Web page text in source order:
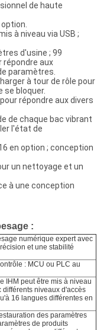
de haute
à niveau via USB ;
d'usine ; 99
répondre aux
paramètres.
à tour de rôle pour
se bloquer.
répondre aux divers
de chaque bac vibrant
l'état de
en option ; conception
un nettoyage et un
à une conception
:
numérique expert avec
et une stabilité
: MCU ou PLC au
IHM peut être mis à niveau
différents niveaux d'accès
16 langues différentes en
des paramètres
de produits